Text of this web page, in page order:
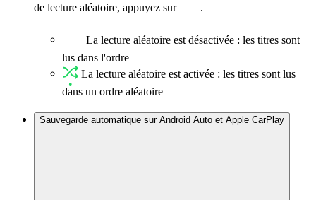
de lecture aléatoire, appuyez sur
La lecture aléatoire est désactivée : les titres sont
lus dans l'ordre
La lecture aléatoire est activée : les titres sont lus
dans un ordre aléatoire
Sauvegarde automatique sur Android Auto et Apple CarPlay